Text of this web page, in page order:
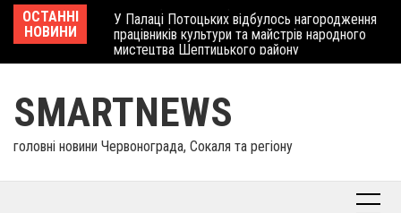
Skip
content
ОСТАННІ
НОВИНИ
У Палаці Потоцьких відбулось нагородження
працівників культури та майстрів народного
мистецтва Шептицького району
SMARTNEWS
головні новини Червонограда, Сокаля та регіону